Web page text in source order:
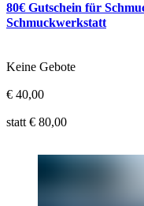
80€ Gutschein für
Schmuckwerkstatt
Gebote:
Keine Gebote
Aktueller Preis:
€ 40,00
Ursprünglicher Preis:
statt € 80,00